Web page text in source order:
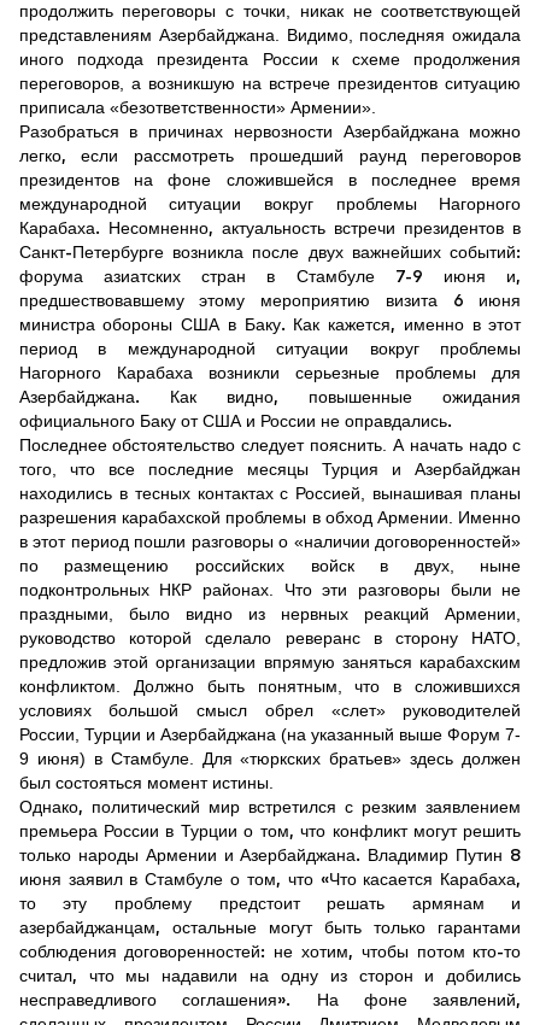
продолжить переговоры с точки, никак не соответствующей
представлениям Азербайджана. Видимо, последняя ожидала
иного подхода президента России к схеме продолжения
переговоров, а возникшую на встрече президентов ситуацию
приписала «безответственности» Армении».
Разобраться в причинах нервозности Азербайджана можно
легко, если рассмотреть прошедший раунд переговоров
президентов на фоне сложившейся в последнее время
международной ситуации вокруг проблемы Нагорного
Карабаха. Несомненно, актуальность встречи президентов в
Санкт-Петербурге возникла после двух важнейших событий:
форума азиатских стран в Стамбуле 7-9 июня и,
предшествовавшему этому мероприятию визита 6 июня
министра обороны США в Баку. Как кажется, именно в этот
период в международной ситуации вокруг проблемы
Нагорного Карабаха возникли серьезные проблемы для
Азербайджана. Как видно, повышенные ожидания
официального Баку от США и России не оправдались.
Последнее обстоятельство следует пояснить. А начать надо с
того, что все последние месяцы Турция и Азербайджан
находились в тесных контактах с Россией, вынашивая планы
разрешения карабахской проблемы в обход Армении. Именно
в этот период пошли разговоры о «наличии договоренностей»
по размещению российских войск в двух, ныне
подконтрольных НКР районах. Что эти разговоры были не
праздными, было видно из нервных реакций Армении,
руководство которой сделало реверанс в сторону НАТО,
предложив этой организации впрямую заняться карабахским
конфликтом. Должно быть понятным, что в сложившихся
условиях большой смысл обрел «слет» руководителей
России, Турции и Азербайджана (на указанный выше Форум 7-
9 июня) в Стамбуле. Для «тюркских братьев» здесь должен
был состояться момент истины.
Однако, политический мир встретился с резким заявлением
премьера России в Турции о том, что конфликт могут решить
только народы Армении и Азербайджана. Владимир Путин 8
июня заявил в Стамбуле о том, что «Что касается Карабаха,
то эту проблему предстоит решать армянам и
азербайджанцам, остальные могут быть только гарантами
соблюдения договоренностей: не хотим, чтобы потом кто-то
считал, что мы надавили на одну из сторон и добились
несправедливого соглашения». На фоне заявлений,